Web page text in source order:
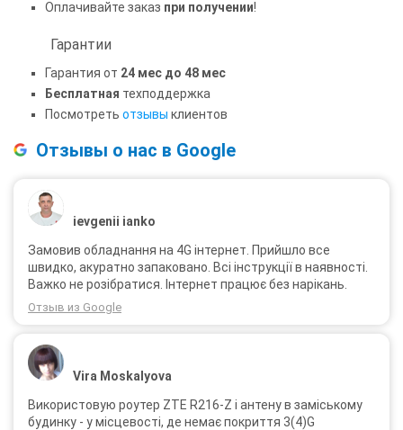
Оплачивайте заказ при получении!
Гарантии
Гарантия от 24 мес до 48 мес
Бесплатная техподдержка
Посмотреть отзывы клиентов
Отзывы о нас в Google
ievgenii ianko
Замовив обладнання на 4G інтернет. Прийшло все
швидко, акуратно запаковано. Всі інструкції в наявності.
Важко не розібратися. Інтернет працює без нарікань.
Отзыв из Google
Vira Moskalyova
Використовую роутер ZTE R216-Z і антену в заміському
будинку - у місцевості, де немає покриття 3(4)G